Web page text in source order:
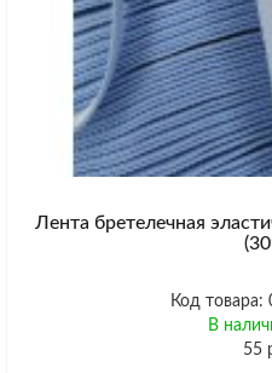
Лента бретелечная
Код товара:
В
55